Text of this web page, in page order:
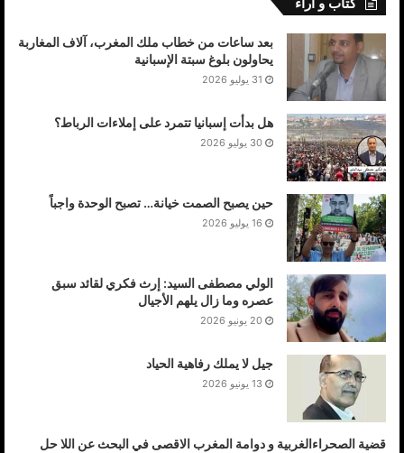
بعد ساعات من خطاب ملك المغرب، آلاف المغاربة
يحاولون بلوغ سبتة الإسبانية
31 يوليو 2026
هل بدأت إسبانيا تتمرد على إملاءات الرباط؟
30 يوليو 2026
حين يصبح الصمت خيانة… تصبح الوحدة واجباً
16 يوليو 2026
الولي مصطفى السيد: إرث فكري لقائد سبق
عصره وما زال يلهم الأجيال
20 يونيو 2026
جيل لا يملك رفاهية الحياد
13 يونيو 2026
قضية الصحراءالغربية و دوامة المغرب الاقصى في البحث عن اللا حل